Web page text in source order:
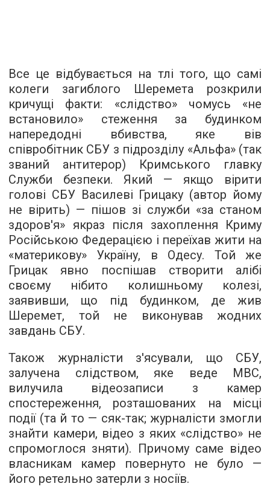
Все це відбувається на тлі того, що самі
колеги загиблого Шеремета розкрили
кричущі факти: «слідство» чомусь «не
встановило» стеження за будинком
напередодні вбивства, яке вів
співробітник СБУ з підрозділу «Альфа» (так
званий антитерор) Кримського главку
Служби безпеки. Який — якщо вірити
голові СБУ Василеві Грицаку (автор йому
не вірить) — пішов зі служби «за станом
здоров'я» якраз після захоплення Криму
Російською Федерацією і переїхав жити на
«материкову» Україну, в Одесу. Той же
Грицак явно поспішав створити алібі
своєму нібито колишньому колезі,
заявивши, що під будинком, де жив
Шеремет, той не виконував жодних
завдань СБУ.
Також журналісти з'ясували, що СБУ,
залучена слідством, яке веде МВС,
вилучила відеозаписи з камер
спостереження, розташованих на місці
події (та й то — сяк-так; журналісти змогли
знайти камери, відео з яких «слідство» не
спромоглося зняти). Причому саме відео
власникам камер повернуто не було —
його ретельно затерли з носіїв.